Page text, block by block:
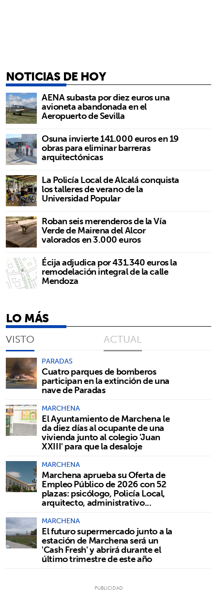
NOTICIAS DE HOY
AENA subasta por diez euros una
avioneta abandonada en el
Aeropuerto de Sevilla
Osuna invierte 141.000 euros en 19
obras para eliminar barreras
arquitectónicas
La Policía Local de Alcalá conquista
los talleres de verano de la
Universidad Popular
Roban seis merenderos de la Vía
Verde de Mairena del Alcor
valorados en 3.000 euros
Écija adjudica por 431.340 euros la
remodelación integral de la calle
Mendoza
LO MÁS
VISTO ACTUAL
PARADAS
Cuatro parques de bomberos
participan en la extinción de una
nave de Paradas
MARCHENA
El Ayuntamiento de Marchena le
da diez días al ocupante de una
vivienda junto al colegio 'Juan
XXIII' para que la desaloje
MARCHENA
Marchena aprueba su Oferta de
Empleo Público de 2026 con 52
plazas: psicólogo, Policía Local,
arquitecto, administrativo...
MARCHENA
El futuro supermercado junto a la
estación de Marchena será un
'Cash Fresh' y abrirá durante el
último trimestre de este año